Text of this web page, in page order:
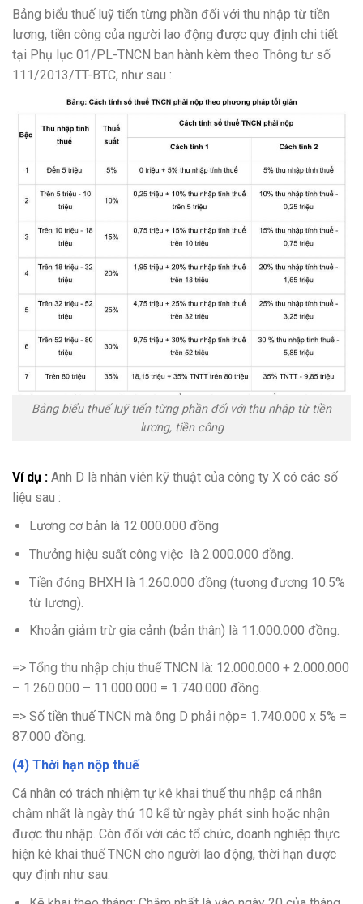
Bảng biểu thuế luỹ tiến từng phần đối với thu nhập từ tiền
lương, tiền công của người lao động được quy định chi tiết
tại Phụ lục 01/PL-TNCN ban hành kèm theo Thông tư số
111/2013/TT-BTC, như sau :
Bảng biểu thuế luỹ tiến từng phần đối với thu nhập từ tiền
lương, tiền công
Ví dụ : Anh D là nhân viên kỹ thuật của công ty X có các số
liệu sau :
Lương cơ bản là 12.000.000 đồng
Thưởng hiệu suất công việc là 2.000.000 đồng.
Tiền đóng BHXH là 1.260.000 đồng (tương đương 10.5%
từ lương).
Khoản giảm trừ gia cảnh (bản thân) là 11.000.000 đồng.
=> Tổng thu nhập chịu thuế TNCN là: 12.000.000 + 2.000.000
– 1.260.000 – 11.000.000 = 1.740.000 đồng.
=> Số tiền thuế TNCN mà ông D phải nộp= 1.740.000 x 5% =
87.000 đồng.
(4) Thời hạn nộp thuế
Cá nhân có trách nhiệm tự kê khai thuế thu nhập cá nhân
chậm nhất là ngày thứ 10 kể từ ngày phát sinh hoặc nhận
được thu nhập. Còn đối với các tổ chức, doanh nghiệp thực
hiện kê khai thuế TNCN cho người lao động, thời hạn được
quy định như sau: